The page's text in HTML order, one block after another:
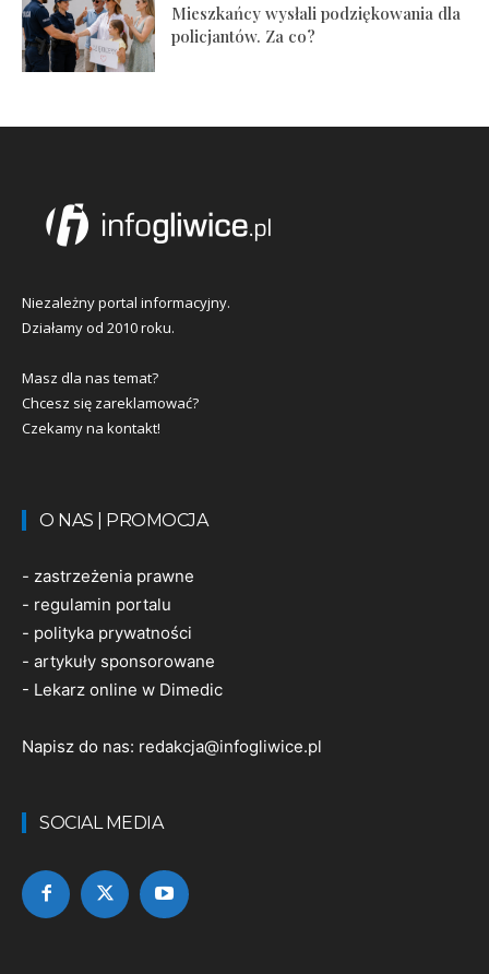
Mieszkańcy wysłali podziękowania dla
policjantów. Za co?
Niezależny portal informacyjny.
Działamy od 2010 roku.
Masz dla nas temat?
Chcesz się zareklamować?
Czekamy na kontakt!
O NAS | PROMOCJA
- zastrzeżenia prawne
- regulamin portalu
- polityka prywatności
- artykuły sponsorowane
- Lekarz online w Dimedic
Napisz do nas: redakcja@infogliwice.pl
SOCIAL MEDIA